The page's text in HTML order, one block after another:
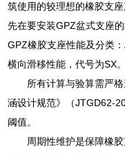
筑使用的较理想的橡胶支
先在要安装GPZ盆式支座
GPZ橡胶支座性能及分类
横向滑移性能，代号为SX。
所有计算与验算需严
涵设计规范》（JTGD62-
阈值。
周期性维护是保障橡